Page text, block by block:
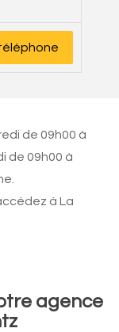
de 09h00 à
de 09h00 à
à La
agence